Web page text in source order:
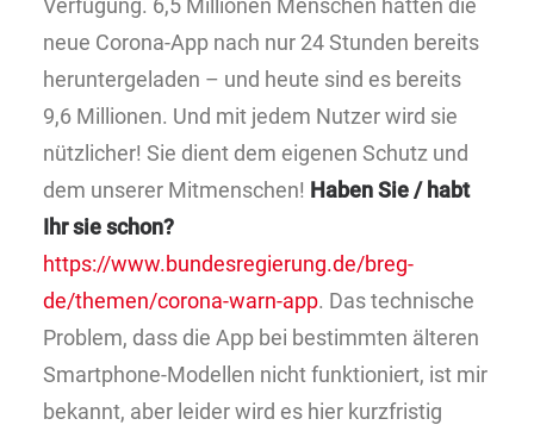
Verfügung. 6,5 Millionen Menschen hatten die
neue Corona-App nach nur 24 Stunden bereits
heruntergeladen – und heute sind es bereits
9,6 Millionen. Und mit jedem Nutzer wird sie
nützlicher! Sie dient dem eigenen Schutz und
dem unserer Mitmenschen! Haben Sie / habt
Ihr sie schon?
https://www.bundesregierung.de/breg-
de/themen/corona-warn-app. Das technische
Problem, dass die App bei bestimmten älteren
Smartphone-Modellen nicht funktioniert, ist mir
bekannt, aber leider wird es hier kurzfristig